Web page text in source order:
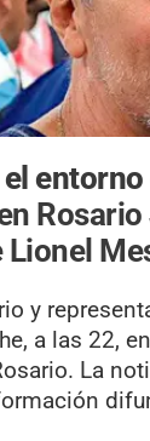
Lionel
y
a las 22,
La